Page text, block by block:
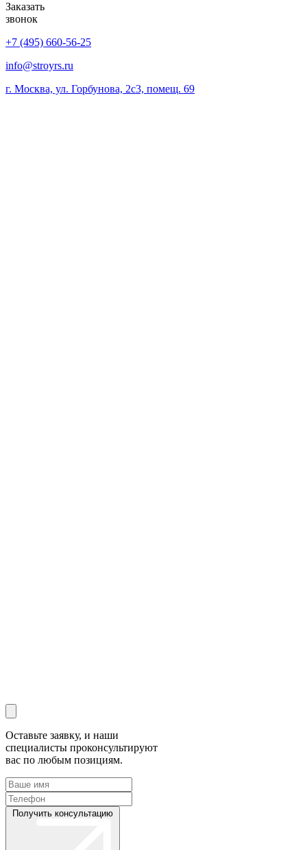
Заказать
звонок
+7 (495) 660-56-25
info@stroyrs.ru
г. Москва, ул. Горбунова, 2с3, помещ. 69
Оставьте заявку, и наши
специалисты проконсультируют
вас по любым позициям.
Получить консультацию